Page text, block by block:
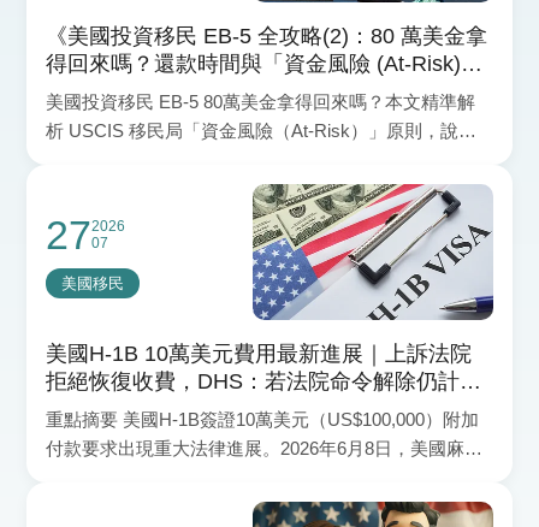
《美國投資移民 EB-5 全攻略(2)：80 萬美金拿
得回來嗎？還款時間與「資金風險 (At-Risk)」
原則全解析》
美國投資移民 EB-5 80萬美金拿得回來嗎？本文精準解
析 USCIS 移民局「資金風險（At-Risk）」原則，說明
帶您掌握 2022 年 EB-5 美國投資移民新法下，如何兼顧
綠卡取得與本金安全，全面解析相關風險。
272026
07
美國移民
美國H-1B 10萬美元費用最新進展｜上訴法院
拒絕恢復收費，DHS：若法院命令解除仍計畫
收取
重點摘要 美國H-1B簽證10萬美元（US$100,000）附加
付款要求出現重大法律進展。2026年6月8日，美國麻薩